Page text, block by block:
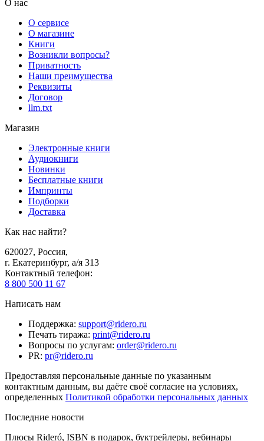
О нас
О сервисе
О магазине
Книги
Возникли вопросы?
Приватность
Наши преимущества
Реквизиты
Договор
llm.txt
Магазин
Электронные книги
Аудиокниги
Новинки
Бесплатные книги
Импринты
Подборки
Доставка
Как нас найти?
620027, Россия,
г. Екатеринбург, а/я 313
Контактный телефон:
8 800 500 11 67
Написать нам
Поддержка: support@ridero.ru
Печать тиража: print@ridero.ru
Вопросы по услугам: order@ridero.ru
PR: pr@ridero.ru
Предоставляя персональные данные по указанным
контактным данным, вы даёте своё согласие на условиях,
определенных Политикой обработки персональных данных
Последние новости
Плюсы Rideró, ISBN в подарок, буктрейлеры, вебинары